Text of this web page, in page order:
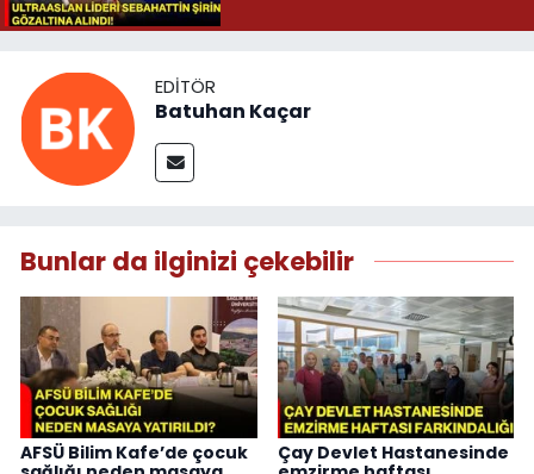
EDITÖR
Batuhan Kaçar
Bunlar da ilginizi çekebilir
AFSÜ Bilim Kafe’de çocuk
Çay Devlet Hastanesinde